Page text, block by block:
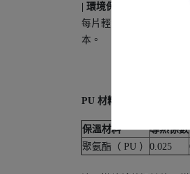
| 環境保護：節約能源 |
每片輕質文化石擁有4.5
本。
PU 材料的導熱係數與蓄
保溫材料 導熱係數
聚氨酯（ PU ） 0.025